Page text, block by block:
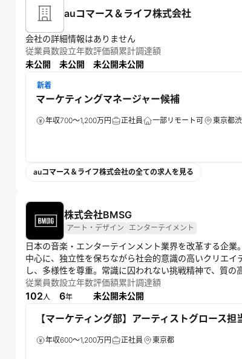
auコマース＆ライフ株式会社
会社の詳細情報はありません
従業員数
未公開
設立年数
未公開
評価額
未公開
累計調達額
未公開
新着
マーケティングマネージャー候補
年収700～1,200万円 正社員 一部リモート可 東京都
auコマース＆ライフ株式会社の全ての求人を見る
株式会社BMSG
アート・デザイン エンターテイメント
日本の音楽・エンターテインメント業界を改革する企
中心に、独立性を保ちながら社会的意識の高いクリエ
し、多様性を尊重。常識に囚われない挑戦精神で、質の
エンターテインメントを世界に発信する。
従業員数
102人
設立年数
6年
評価額
未公開
累計調達額
未公開
【マーケティング部】アーティストグロース担
年収600～1,200万円 正社員 東京都